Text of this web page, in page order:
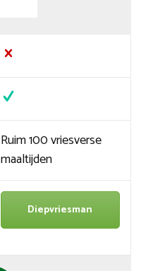
Ruim 100 vriesverse
maaltijden
Diepvriesman